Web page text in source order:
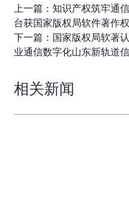
上一篇： 知识产权筑牢通
台获国家版权局软件著作
下一篇： 国家版权局软著
业通信数字化山东新轨道
相关新闻